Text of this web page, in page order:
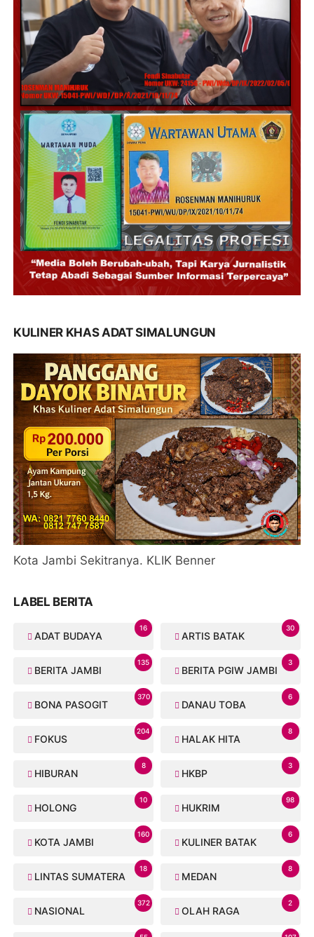
KULINER KHAS ADAT SIMALUNGUN
Kota Jambi Sekitranya. KLIK Benner
LABEL BERITA
ADAT BUDAYA
16
ARTIS BATAK
30
BERITA JAMBI
135
BERITA PGIW JAMBI
3
BONA PASOGIT
370
DANAU TOBA
6
FOKUS
204
HALAK HITA
8
HIBURAN
8
HKBP
3
HOLONG
10
HUKRIM
98
KOTA JAMBI
160
KULINER BATAK
6
LINTAS SUMATERA
18
MEDAN
8
NASIONAL
372
OLAH RAGA
2